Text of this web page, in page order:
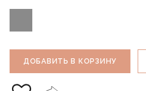
ДОБАВИТЬ В КОРЗИНУ